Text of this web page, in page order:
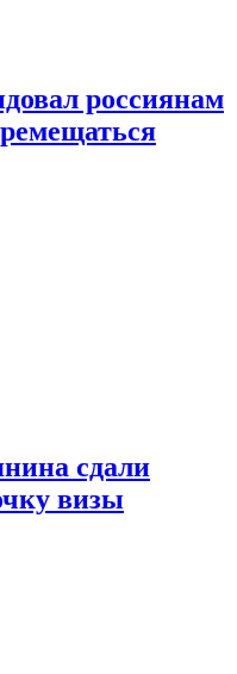
россиянам
сдали
визы